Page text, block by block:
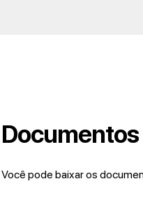
Documentos
Você pode baixar os